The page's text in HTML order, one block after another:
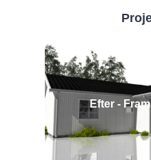
Efter -